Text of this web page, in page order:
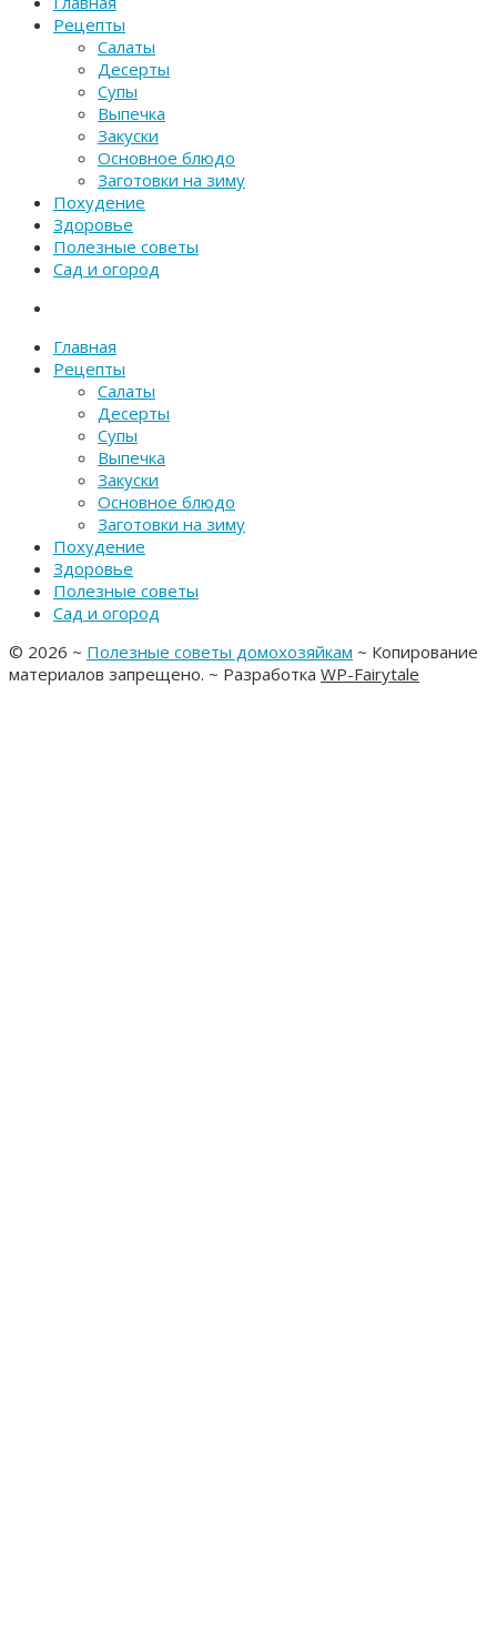
Рецепты
Салаты
Десерты
Супы
Выпечка
Закуски
Основное блюдо
Заготовки на зиму
Похудение
Здоровье
Полезные советы
Сад и огород
Главная
Рецепты
Салаты
Десерты
Супы
Выпечка
Закуски
Основное блюдо
Заготовки на зиму
Похудение
Здоровье
Полезные советы
Сад и огород
© 2026 ~ Полезные советы домохозяйкам ~ Копирование
материалов запрещено. ~ Разработка WP-Fairytale